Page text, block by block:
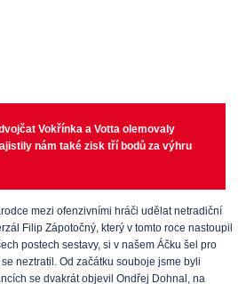
Vokřínka a Votta olemovaly
nám také zisk tří bodů za výhru
mezi ofenzivními hráči udělat netradiční
Filip Zápotočný, který v tomto roce nastoupil
postech sestavy, si v našem Áčku šel pro
neztratil. Od začátku souboje jsme byli
se dvakrát objevil Ondřej Dohnal, na